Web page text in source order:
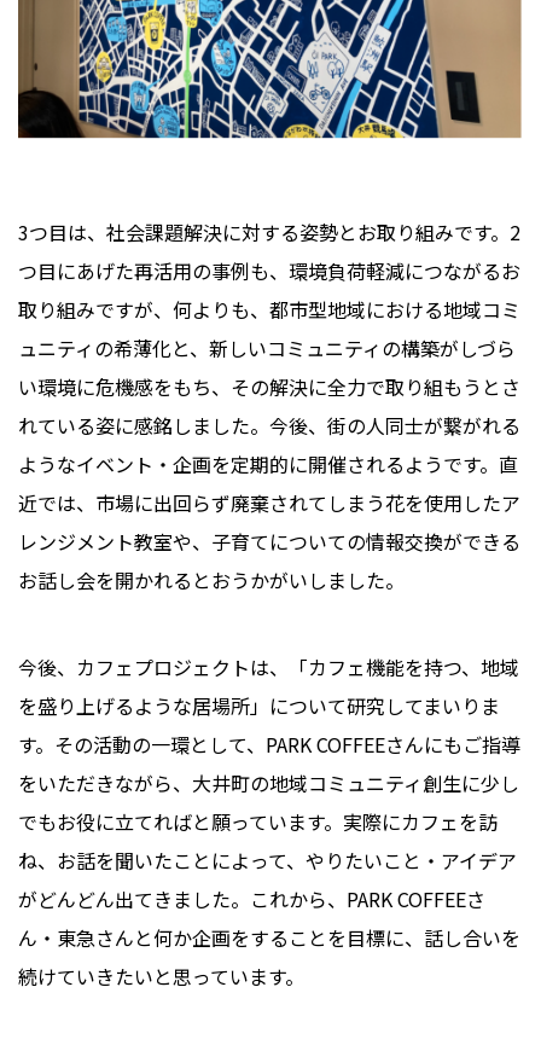
3つ目は、社会課題解決に対する姿勢とお取り組みです。2
つ目にあげた再活用の事例も、環境負荷軽減につながるお
取り組みですが、何よりも、都市型地域における地域コミ
ュニティの希薄化と、新しいコミュニティの構築がしづら
い環境に危機感をもち、その解決に全力で取り組もうとさ
れている姿に感銘しました。今後、街の人同士が繋がれる
ようなイベント・企画を定期的に開催されるようです。直
近では、市場に出回らず廃棄されてしまう花を使用したア
レンジメント教室や、子育てについての情報交換ができる
お話し会を開かれるとおうかがいしました。
今後、カフェプロジェクトは、「カフェ機能を持つ、地域
を盛り上げるような居場所」について研究してまいりま
す。その活動の一環として、PARK COFFEEさんにもご指導
をいただきながら、大井町の地域コミュニティ創生に少し
でもお役に立てればと願っています。実際にカフェを訪
ね、お話を聞いたことによって、やりたいこと・アイデア
がどんどん出てきました。これから、PARK COFFEEさ
ん・東急さんと何か企画をすることを目標に、話し合いを
続けていきたいと思っています。